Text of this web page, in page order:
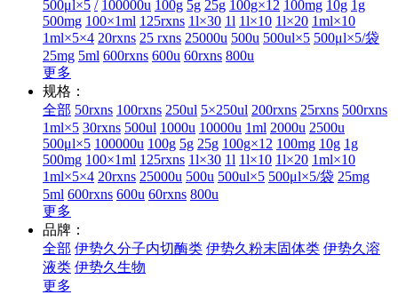
500μl×5 / 100000u 100g 5g 25g 100g×12 100mg 10g 1g
500mg 100×1ml 125rxns 1l×30 1l 1l×10 1l×20 1ml×10
1ml×5×4 20rxns 25 rxns 25000u 500u 500ul×5 500μl×5/袋
25mg 5ml 600rxns 600u 60rxns 800u
更多
规格：
全部 50rxns 100rxns 250ul 5×250ul 200rxns 25rxns 500rxns
1ml×5 30rxns 500ul 1000u 10000u 1ml 2000u 2500u
500μl×5 100000u 100g 5g 25g 100g×12 100mg 10g 1g
500mg 100×1ml 125rxns 1l×30 1l 1l×10 1l×20 1ml×10
1ml×5×4 20rxns 25000u 500u 500ul×5 500μl×5/袋 25mg
5ml 600rxns 600u 60rxns 800u
更多
品牌：
全部 伊势久分子内切酶类 伊势久粉末固体类 伊势久溶
液类 伊势久生物
更多